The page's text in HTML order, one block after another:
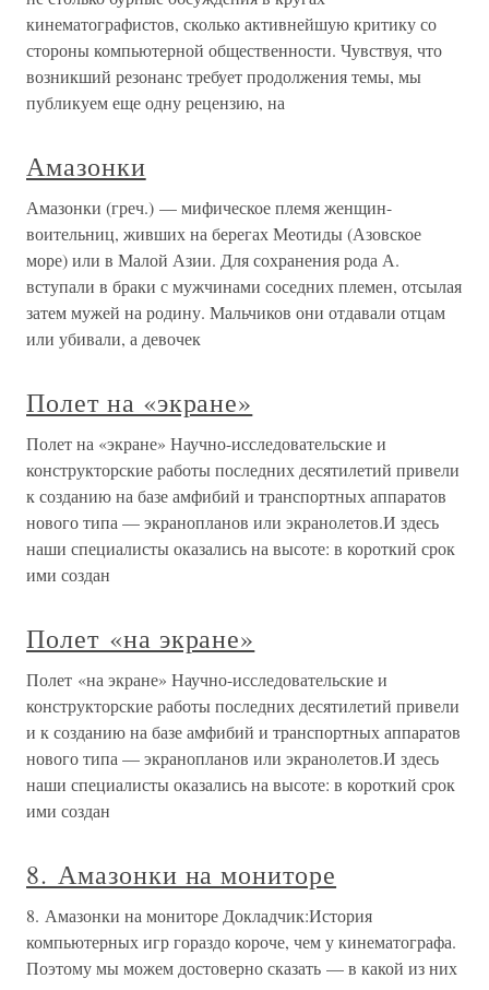
кинематографистов, сколько активнейшую критику со
стороны компьютерной общественности. Чувствуя, что
возникший резонанс требует продолжения темы, мы
публикуем еще одну рецензию, на
Амазонки
Амазонки (греч.) — мифическое племя женщин-
воительниц, живших на берегах Меотиды (Азовское
море) или в Малой Азии. Для сохранения рода А.
вступали в браки с мужчинами соседних племен, отсылая
затем мужей на родину. Мальчиков они отдавали отцам
или убивали, а девочек
Полет на «экране»
Полет на «экране» Научно-исследовательские и
конструкторские работы последних десятилетий привели
к созданию на базе амфибий и транспортных аппаратов
нового типа — экранопланов или экранолетов.И здесь
наши специалисты оказались на высоте: в короткий срок
ими создан
Полет «на экране»
Полет «на экране» Научно-исследовательские и
конструкторские работы последних десятилетий привели
и к созданию на базе амфибий и транспортных аппаратов
нового типа — экранопланов или экранолетов.И здесь
наши специалисты оказались на высоте: в короткий срок
ими создан
8. Амазонки на мониторе
8. Амазонки на мониторе Докладчик:История
компьютерных игр гораздо короче, чем у кинематографа.
Поэтому мы можем достоверно сказать — в какой из них